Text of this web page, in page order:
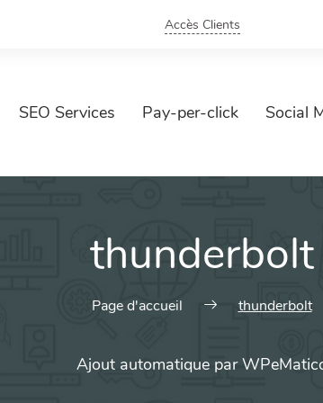
Accès Clients
SEO Services Pay-per-click Social
thunderbolt
Page d'accueil thunderbolt
Ajout automatique par